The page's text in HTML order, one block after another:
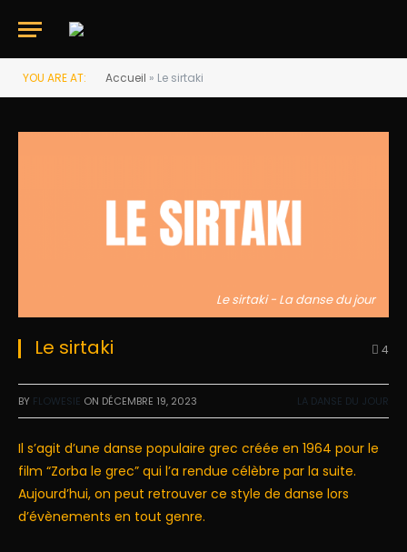
YOU ARE AT: Accueil » Le sirtaki
Le sirtaki - La danse du jour
Le sirtaki 4
BY FLOWESIE ON DÉCEMBRE 19, 2023 LA DANSE DU JOUR
Il s’agit d’une danse populaire grec créée en 1964 pour le
film “Zorba le grec” qui l’a rendue célèbre par la suite.
Aujourd’hui, on peut retrouver ce style de danse lors
d’évènements en tout genre.